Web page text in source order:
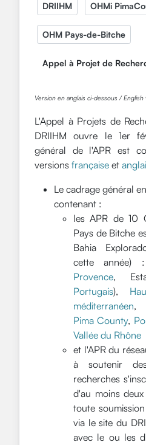
DRIIHM OHMi
OHM Pays-de-Bitche
Appel à Projet de
Version en anglais ci-dessous /
L'Appel à Projets de
DRIIHM ouvre le 1er
général de l'APR est
versions française et
Le cadrage général
contenant :
les APR de 10
Pays de Bitche
Bahia
cette année)
Provence,
Portugais),
méditerranéen,
Pima County,
Vallée du Rhône
et l'APR du
à soutenir
recherches
d'au moins
toute
via le site du
avec le ou les